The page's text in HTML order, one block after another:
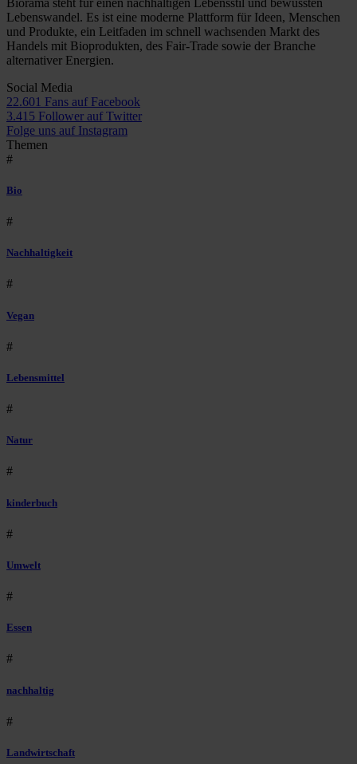
Lebenswandel. Es ist eine moderne Plattform für Ideen, Menschen
und Produkte, ein Leitfaden im schnell wachsenden Markt des
Handels mit Bioprodukten, des Fair-Trade sowie der Branche
alternativer Energien.
Social Media
22.601 Fans auf Facebook
3.415 Follower auf Twitter
Folge uns auf Instagram
Themen
#
Bio
#
Nachhaltigkeit
#
Vegan
#
Lebensmittel
#
Natur
#
kinderbuch
#
Umwelt
#
Essen
#
nachhaltig
#
Landwirtschaft